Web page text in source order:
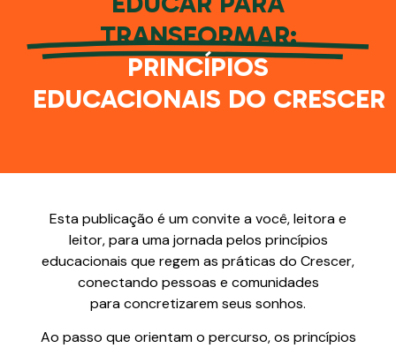
TRANSFORMAR:
PRINCÍPIOS
EDUCACIONAIS DO CRESCER
Esta publicação é um convite a você, leitora e
leitor, para uma jornada pelos princípios
educacionais que regem as práticas do Crescer,
conectando pessoas e comunidades
para concretizarem seus sonhos.
Ao passo que orientam o percurso, os princípios